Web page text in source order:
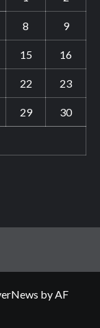
8 9
15 16
22 23
29 30
by AF